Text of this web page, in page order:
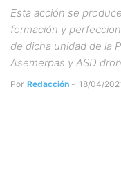
Esta acción se
formación y
de dicha unidad de la
Asemerpas y ASD
Por Redacción - 18/04/